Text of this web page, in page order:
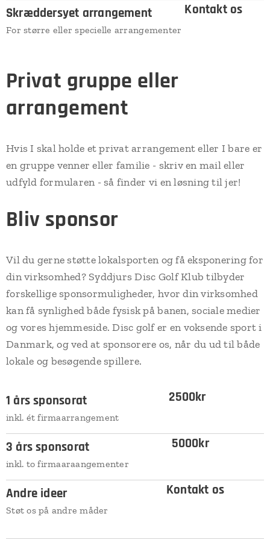
Skræddersyet arrangement
For større eller specielle arrangementer
Kontakt os
Privat gruppe eller
arrangement
Hvis I skal holde et privat arrangement eller I bare er
en gruppe venner eller familie - skriv en mail eller
udfyld formularen - så finder vi en løsning til jer!
Bliv sponsor
Vil du gerne støtte lokalsporten og få eksponering for
din virksomhed? Syddjurs Disc Golf Klub tilbyder
forskellige sponsormuligheder, hvor din virksomhed
kan få synlighed både fysisk på banen, sociale medier
og vores hjemmeside. Disc golf er en voksende sport i
Danmark, og ved at sponsorere os, når du ud til både
lokale og besøgende spillere.
1 års sponsorat
inkl. ét firmaarrangement
2500kr
3 års sponsorat
inkl. to firmaaraangementer
5000kr
Andre ideer
Støt os på andre måder
Kontakt os